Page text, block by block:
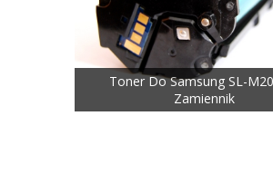
Toner Do Samsung SL-
Zamiennik